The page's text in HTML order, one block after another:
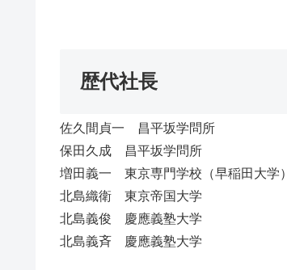
歴代社長
佐久間貞一 昌平坂学問所
保田久成 昌平坂学問所
増田義一 東京専門学校（早稲田大学）
北島織衛 東京帝国大学
北島義俊 慶應義塾大学
北島義斉 慶應義塾大学